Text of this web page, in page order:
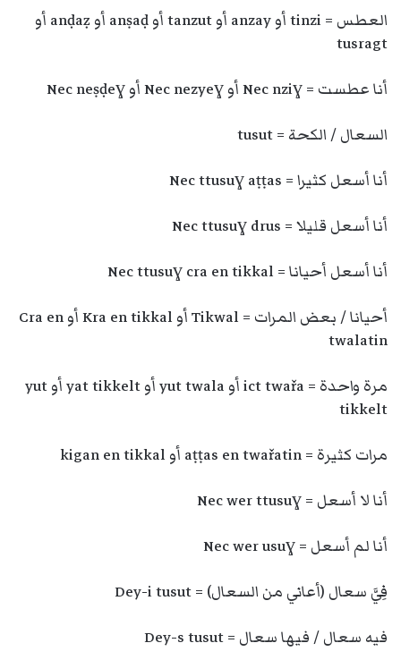
العطس = tinzi أو anzay أو tanzut أو anṣaḍ أو anḍaẓ أو
tusragt
أنا عطست = Nec nziɣ أو Nec nezyeɣ أو Nec neṣḍeɣ
السعال / الكحة = tusut
أنا أسعل كثيرا = Nec ttusuɣ aṭṭas
أنا أسعل قليلا = Nec ttusuɣ drus
أنا أسعل أحيانا = Nec ttusuɣ cra en tikkal
أحيانا / بعض المرات = Tikwal أو Kra en tikkal أو Cra en
twalatin
مرة واحدة = ict twařa أو yut twala أو yat tikkelt أو yut
tikkelt
مرات كثيرة = aṭṭas en twařatin أو kigan en tikkal
أنا لا أسعل = Nec wer ttusuɣ
أنا لم أسعل = Nec wer usuɣ
فِيَّ سعال (أعاني من السعال) = Dey-i tusut
فيه سعال / فيها سعال = Dey-s tusut